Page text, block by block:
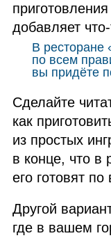
добавляет
В ресторане
по всем
вы придёте
Сделайте
как
из простых
в конце, что в
его готовят
Другой
где в вашем